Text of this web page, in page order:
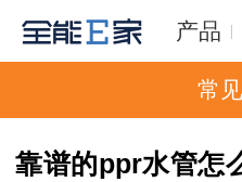
产品
常
靠谱的ppr水管怎